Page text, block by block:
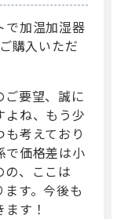
で加温加湿器
購入いただ
ご要望、誠に
よね、もう少
考えており
で価格差は小
の、ここは
す。今後も
す！